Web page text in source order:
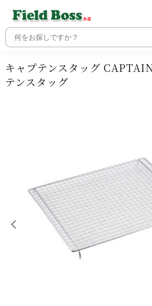
ホーム
メンバー
ホーム 商品 商品ジャンル
ロ・七輪
スタンドタイプ
キャプテン
キャプテンスタッグ
キャプテンスタッグ
テンスタッグ